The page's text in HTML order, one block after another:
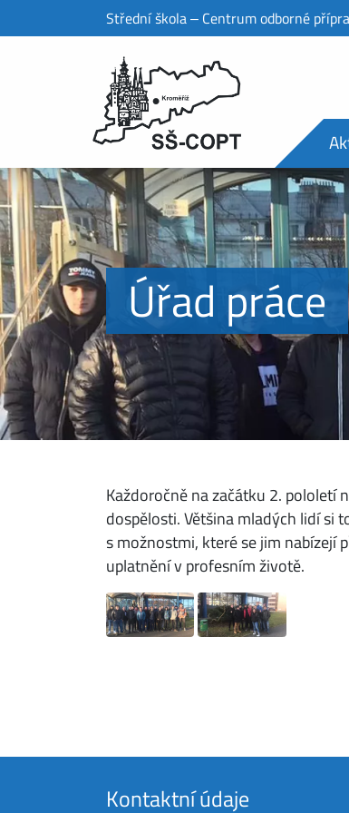
Střední škola ‒ Centrum odborné
Úřad práce
Každoročně na začátku 2. pololetí
dospělosti. Většina mladých lidí si
s možnostmi, které se jim nabízejí
uplatnění v profesním životě.
Kontaktní údaje